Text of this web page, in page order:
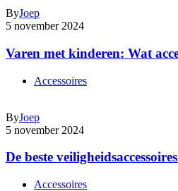
ByJoep
5 november 2024
Varen met kinderen: Wat
Accessoires
ByJoep
5 november 2024
De beste
Accessoires